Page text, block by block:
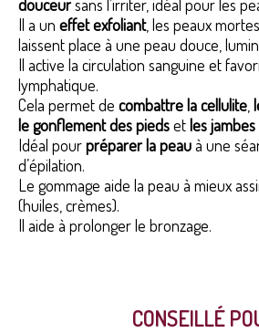
douceursans l’irriter, idéal pour les
Il a un effet exfoliant, les peaux
laissent place à une peau douce,
Il active la circulation sanguine et
lymphatique.
Cela permet de combattre la cellulite
le gonflement des piedsetles
Idéal pourpréparer la peauà une
d’épilation.
Le gommage aide la peau à mieux
(huiles, crèmes).
Il aide à prolonger le bronzage.
CONSEILLÉ